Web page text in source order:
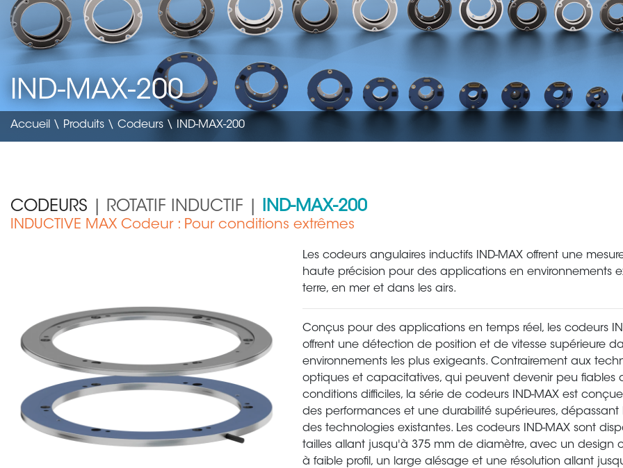
IND-MAX-200
Accueil \ Produits \ Codeurs \ IND-MAX-200
CODEURS | ROTATIF INDUCTIF | IND-MAX-200
INDUCTIVE MAX Codeur : Pour conditions extrêmes
Les codeurs angulaires inductifs IND-MAX offrent une
haute précision pour des applications en environnements
terre, en mer et dans les airs.
Conçus pour des applications en temps réel, les codeurs
offrent une détection de position et de vitesse supérieure
environnements les plus exigeants. Contrairement aux
optiques et capacitatives, qui peuvent devenir peu fiables
conditions difficiles, la série de codeurs IND-MAX est
des performances et une durabilité supérieures, dépassant
des technologies existantes. Les codeurs IND-MAX sont
tailles allant jusqu'à 375 mm de diamètre, avec un design
à faible profil, un large alésage et une résolution allant